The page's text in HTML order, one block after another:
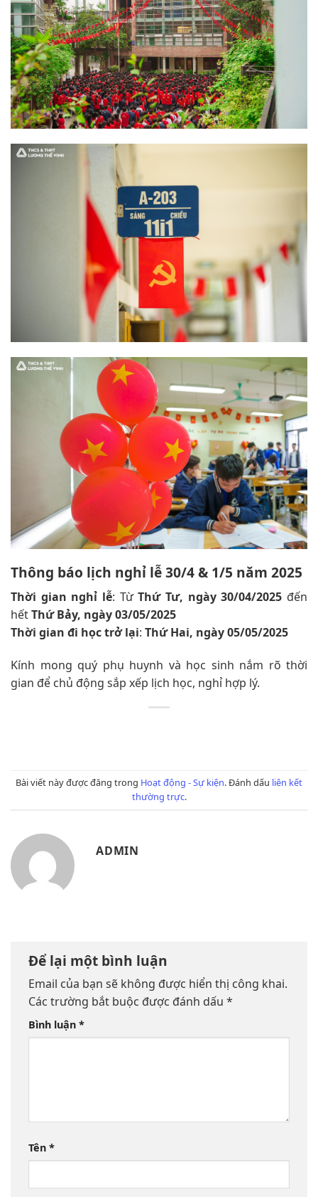
Thông báo lịch nghỉ lễ 30/4 & 1/5 năm 2025
Thời gian nghỉ lễ: TừThứ Tư, ngày 30/04/2025 đến
hếtThứ Bảy, ngày 03/05/2025
Thời gian đi học trở lại: Thứ Hai, ngày 05/05/2025
Kính mong quý phụ huynh và học sinh nắm rõ thời
gian để chủ động sắp xếp lịch học, nghỉ hợp lý.
Bài viết này được đăng trong Hoạt động - Sự kiện. Đánh dấu liên kết
thường trực.
ADMIN
Để lại một bình luận
Email của bạn sẽ không được hiển thị công khai.
Các trường bắt buộc được đánh dấu *
Bình luận *
Tên *